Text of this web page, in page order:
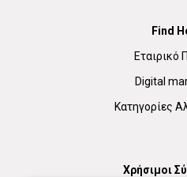
Find
Εταιρικό
Digital
Κατηγορίες
Χρήσιμοι